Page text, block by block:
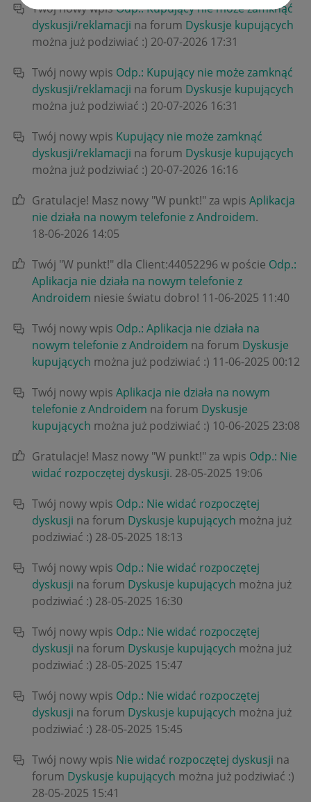
Twój nowy wpisOdp.: Kupujący nie może zamknąć
dyskusji/reklamacji na forum Dyskusje kupujących
można już podziwiać :) ‎20-07-2026 17:31
Twój nowy wpis Odp.: Kupujący nie może zamknąć
dyskusji/reklamacji na forum Dyskusje kupujących
można już podziwiać :) ‎20-07-2026 16:31
Twój nowy wpis Kupujący nie może zamknąć
dyskusji/reklamacji na forum Dyskusje kupujących
można już podziwiać :) ‎20-07-2026 16:16
Gratulacje! Masz nowy "W punkt!" za wpis Aplikacja
nie działa na nowym telefonie z Androidem.
‎18-06-2026 14:05
Twój "W punkt!" dla Client:44052296 w poście Odp.:
Aplikacja nie działa na nowym telefonie z
Androidem niesie światu dobro! ‎11-06-2025 11:40
Twój nowy wpis Odp.: Aplikacja nie działa na
nowym telefonie z Androidem na forum Dyskusje
kupujących można już podziwiać :) ‎11-06-2025 00:12
Twój nowy wpis Aplikacja nie działa na nowym
telefonie z Androidem na forum Dyskusje
kupujących można już podziwiać :) ‎10-06-2025 23:08
Gratulacje! Masz nowy "W punkt!" za wpis Odp.: Nie
widać rozpoczętej dyskusji. ‎28-05-2025 19:06
Twój nowy wpis Odp.: Nie widać rozpoczętej
dyskusji na forum Dyskusje kupujących można już
podziwiać :) ‎28-05-2025 18:13
Twój nowy wpis Odp.: Nie widać rozpoczętej
dyskusji na forum Dyskusje kupujących można już
podziwiać :) ‎28-05-2025 16:30
Twój nowy wpis Odp.: Nie widać rozpoczętej
dyskusji na forum Dyskusje kupujących można już
podziwiać :) ‎28-05-2025 15:47
Twój nowy wpis Odp.: Nie widać rozpoczętej
dyskusji na forum Dyskusje kupujących można już
podziwiać :) ‎28-05-2025 15:45
Twój nowy wpis Nie widać rozpoczętej dyskusji na
forum Dyskusje kupujących można już podziwiać :)
‎28-05-2025 15:41